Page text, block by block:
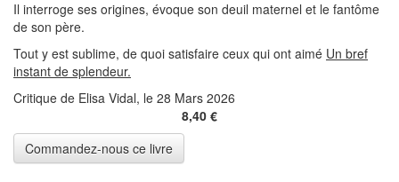
Il interroge ses origines, évoque son deuil maternel et le fantôme
de son père.
Tout y est sublime, de quoi satisfaire ceux qui ont aimé Un bref
instant de splendeur.
Critique de Elisa Vidal, le 28 Mars 2026
8,40 €